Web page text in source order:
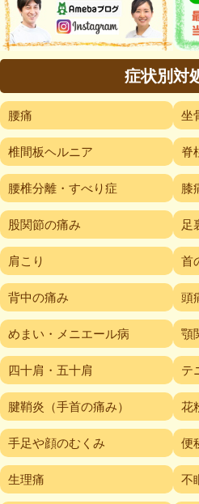
症状別対
腰痛 坐
椎間板ヘルニア 脊
腰椎分離・すべり症 膝
股関節の痛み 足
肩こり 首
背中の痛み 頭
めまい・メニエール病 顎
四十肩・五十肩 テ
腱鞘炎（手首の痛み） 花
手足や顔のむくみ 便
生理痛 不